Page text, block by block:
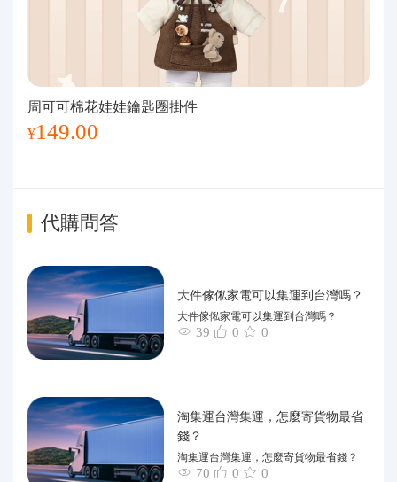
周可可棉花娃娃鑰匙圈掛件
¥149.00
代購問答
大件傢俬家電可以集運到台灣嗎？
大件傢俬家電可以集運到台灣嗎？
39 0 0
淘集運台灣集運，怎麼寄貨物最省
錢？
淘集運台灣集運，怎麼寄貨物最省錢？
70 0 0